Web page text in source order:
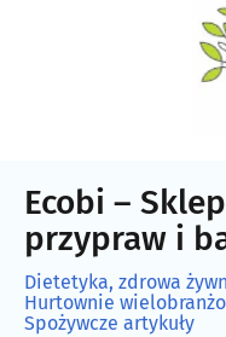
Ecobi –
przypraw i
Dietetyka, zdrowa
Hurtownie
Spożywcze artykuły